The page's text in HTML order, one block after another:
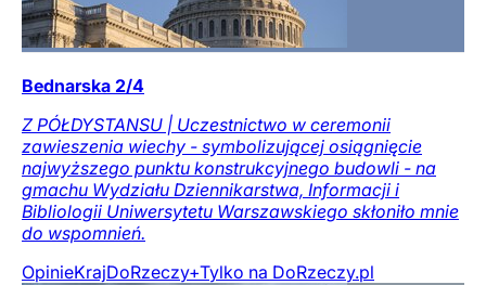
Bednarska 2/4
Z PÓŁDYSTANSU | Uczestnictwo w ceremonii
zawieszenia wiechy - symbolizującej osiągnięcie
najwyższego punktu konstrukcyjnego budowli - na
gmachu Wydziału Dziennikarstwa, Informacji i
Bibliologii Uniwersytetu Warszawskiego skłoniło mnie
do wspomnień.
OpinieKrajDoRzeczy+Tylko na DoRzeczy.pl